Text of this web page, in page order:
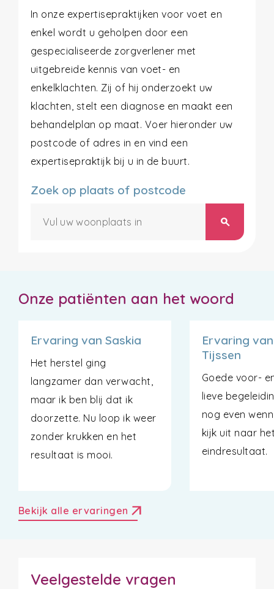
In onze expertisepraktijken voor voet en
enkel wordt u geholpen door een
gespecialiseerde zorgverlener met
uitgebreide kennis van voet- en
enkelklachten. Zij of hij onderzoekt uw
klachten, stelt een diagnose en maakt een
behandelplan op maat. Voer hieronder uw
postcode of adres in en vind een
expertisepraktijk bij u in de buurt.
Zoek op plaats of postcode
search
Onze patiënten aan het woord
Ervaring van Saskia
Het herstel ging
langzamer dan verwacht,
maar ik ben blij dat ik
doorzette. Nu loop ik weer
zonder krukken en het
resultaat is mooi.
Ervaring
Tijssen
Goede voor-
lieve
nog even
kijk uit naar
eindresultaat.
Bekijk alle ervaringen arrow_outward
Veelgestelde vragen